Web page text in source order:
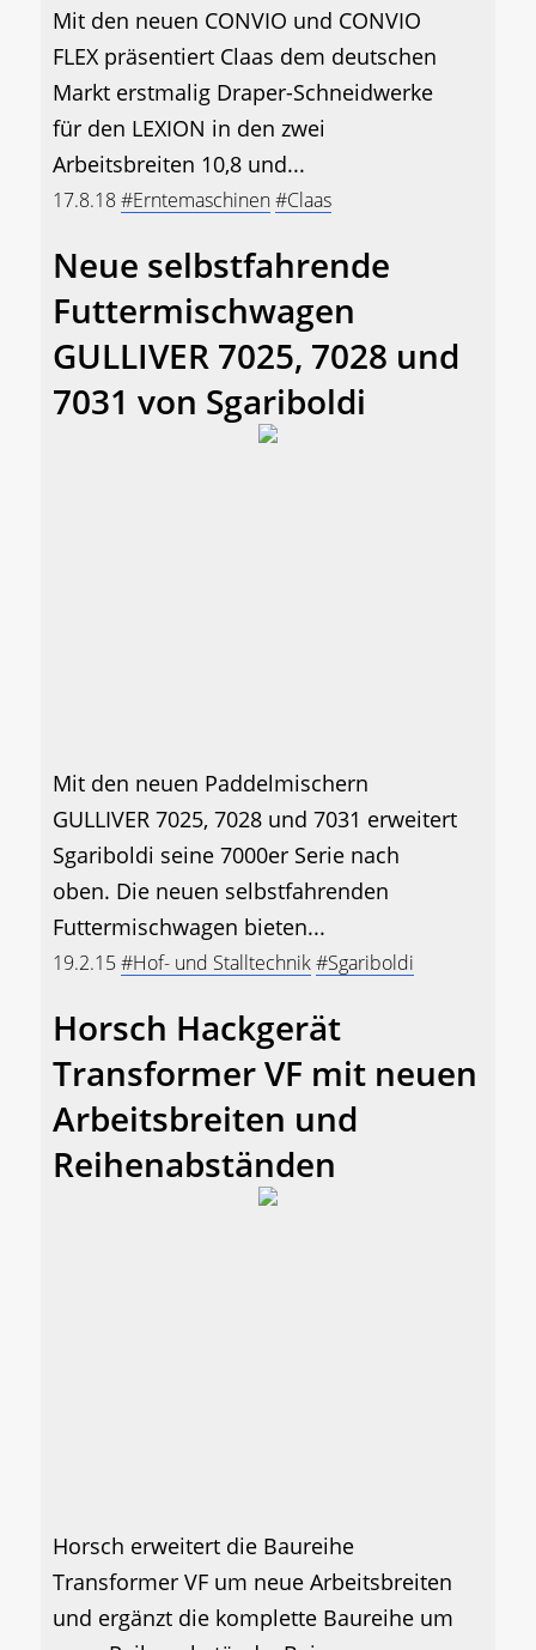
Mit den neuen CONVIO und CONVIO
FLEX präsentiert Claas dem deutschen
Markt erstmalig Draper-Schneidwerke
für den LEXION in den zwei
Arbeitsbreiten 10,8 und...
17.8.18#Erntemaschinen#Claas
Neue selbstfahrende
Futtermischwagen
GULLIVER 7025, 7028 und
7031 von Sgariboldi
Mit den neuen Paddelmischern
GULLIVER 7025, 7028 und 7031 erweitert
Sgariboldi seine 7000er Serie nach
oben. Die neuen selbstfahrenden
Futtermischwagen bieten...
19.2.15#Hof- und Stalltechnik#Sgariboldi
Horsch Hackgerät
Transformer VF mit neuen
Arbeitsbreiten und
Reihenabständen
Horsch erweitert die Baureihe
Transformer VF um neue Arbeitsbreiten
und ergänzt die komplette Baureihe um